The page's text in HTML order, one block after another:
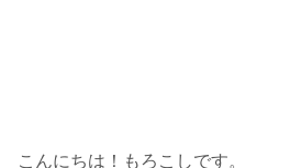
こんにちは！もろこしです。